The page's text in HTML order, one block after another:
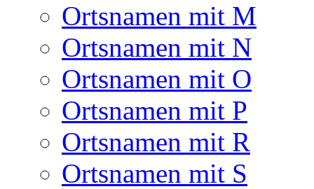
Ortsnamen mit M
Ortsnamen mit N
Ortsnamen mit O
Ortsnamen mit P
Ortsnamen mit R
Ortsnamen mit S